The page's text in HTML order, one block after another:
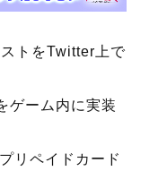
トをTwitter上で
ゲーム内に実装
リペイドカード